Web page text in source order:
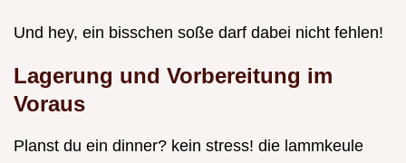
Und hey, ein bisschen soße darf dabei nicht fehlen!
Lagerung und Vorbereitung im
Voraus
Planst du ein dinner? kein stress! die lammkeule